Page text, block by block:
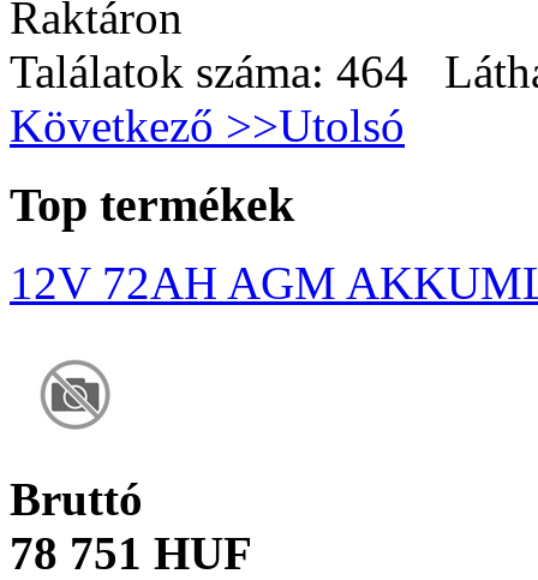
Raktáron
Találatok száma: 464
Következő >>Utolsó
Top termékek
12V 72AH AGM
Bruttó
78 751 HUF